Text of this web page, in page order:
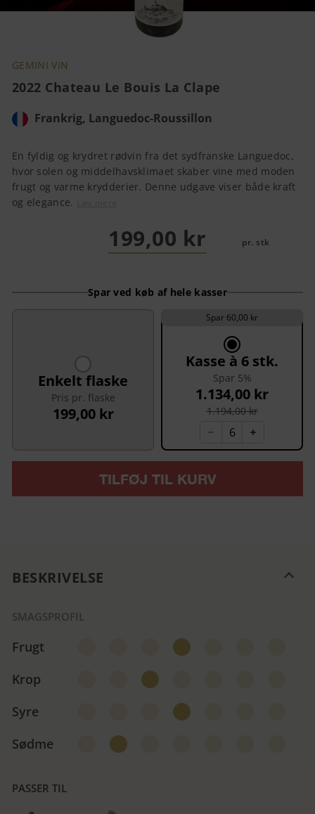
GEMINI VIN
2022 Chateau Le Bouis La Clape
Frankrig, Languedoc-Roussillon
En fyldig og krydret rødvin fra det sydfranske Languedoc,
hvor solen og middelhavsklimaet skaber vine med moden
frugt og varme krydderier. Denne udgave viser både kraft
og elegance.
199,00 kr pr. stk
Spar ved køb af hele kasser
Enkelt flaske
Pris pr. flaske
199,00 kr
Kasse à 6 stk.
Spar 60,00 kr
Spar 5%
1.134,00 kr
1.194,00 kr
TILFØJ TIL KURV
BESKRIVELSE
SMAGSPROFIL
Frugt
Krop
Syre
Sødme
PASSER TIL